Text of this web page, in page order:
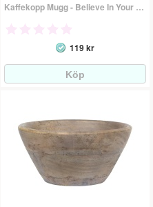
Kaffekopp Mugg - Believe In Your Own Magic
119 kr